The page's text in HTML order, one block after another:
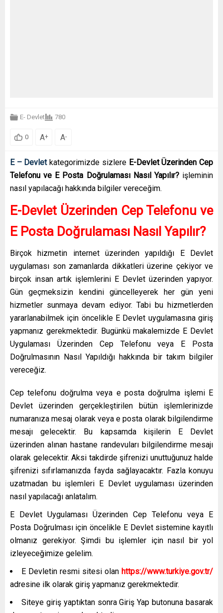
E- Devlet 780
0 A+ A-
E – Devletkategorimizde sizlereE-Devlet Üzerinden Cep
Telefonu ve E Posta Doğrulaması Nasıl Yapılır? işleminin
nasıl yapılacağı hakkında bilgiler vereceğim.
E-Devlet Üzerinden Cep Telefonu ve
E Posta Doğrulaması Nasıl Yapılır?
Birçok hizmetin internet üzerinden yapıldığı E Devlet
uygulaması son zamanlarda dikkatleri üzerine çekiyor ve
birçok insan artık işlemlerini E Devlet üzerinden yapıyor.
Gün geçmeksizin kendini güncelleyerek her gün yeni
hizmetler sunmaya devam ediyor. Tabi bu hizmetlerden
yararlanabilmek için öncelikle E Devlet uygulamasına giriş
yapmanız gerekmektedir. Bugünkü makalemizde E Devlet
Uygulaması Üzerinden Cep Telefonu veya E Posta
Doğrulmasının Nasıl Yapıldığı hakkında bir takım bilgiler
vereceğiz.
Cep telefonu doğrulma veya e posta doğrulma işlemi E
Devlet üzerinden gerçekleştirilen bütün işlemlerinizde
numaranıza mesaj olarak veya e posta olarak bilgilendirme
mesajı gelecektir. Bu kapsamda kişilerin E Devlet
üzerinden alınan hastane randevuları bilgilendirme mesajı
olarak gelecektir. Aksi takdirde şifrenizi unuttuğunuz halde
şifrenizi sıfırlamanızda fayda sağlayacaktır. Fazla konuyu
uzatmadan bu işlemleri E Devlet uygulaması üzerinden
nasıl yapılacağı anlatalım.
E Devlet Uygulaması Üzerinden Cep Telefonu veya E
Posta Doğrulması için öncelikle E Devlet sistemine kayıtlı
olmanız gerekiyor. Şimdi bu işlemler için nasıl bir yol
izleyeceğimize gelelim.
E Devletin resmi sitesi olan https://www.turkiye.gov.tr/
adresine ilk olarak giriş yapmanız gerekmektedir.
Siteye giriş yaptıktan sonra Giriş Yap butonuna basarak